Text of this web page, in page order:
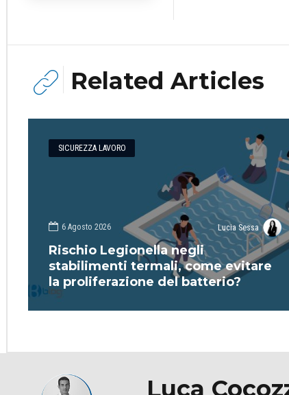
Related Articles
SICUREZZA LAVORO
6 Agosto 2026 Lucia Sessa
Rischio Legionella negli
stabilimenti termali, come evitare
la proliferazione del batterio?
Luca